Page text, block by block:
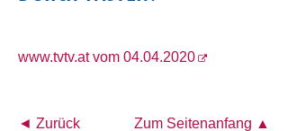
www.tvtv.at vom 04.04.2020
◄ Zurück Zum Seitenanfang ▲